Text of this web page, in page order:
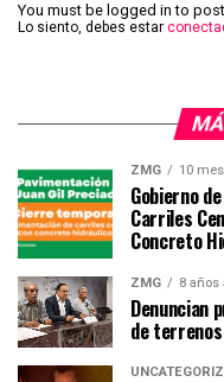
You must be logged in to
Lo siento, debes estar
ZMG 10
Gobierno
Carriles
Concreto
ZMG 8 años
Denuncian
de terrenos